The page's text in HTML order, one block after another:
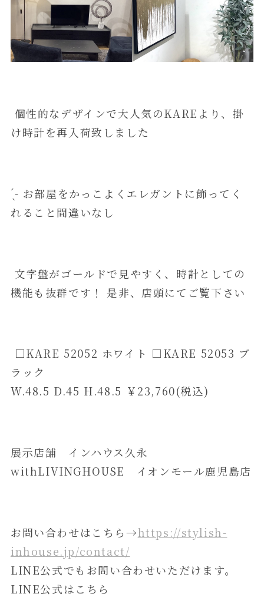
個性的なデザインで大人気のKAREより、掛
け時計を再入荷致しました
̖́-‬ お部屋をかっこよくエレガントに飾ってく
れること間違いなし
文字盤がゴールドで見やすく、時計としての
機能も抜群です！ 是非、店頭にてご覧下さい
□KARE 52052 ホワイト □KARE 52053 ブ
ラック
W.48.5 D.45 H.48.5 ￥23,760(税込)
展示店舗 インハウス久永
withLIVINGHOUSE イオンモール鹿児島店
お問い合わせはこちら→https://stylish-
inhouse.jp/contact/
LINE公式でもお問い合わせいただけます。
LINE公式はこちら